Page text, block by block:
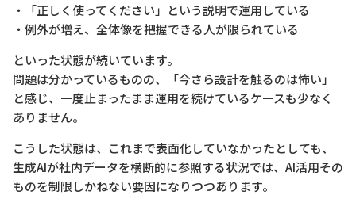
・「正しく使ってください」という説明で運用している
・例外が増え、全体像を把握できる人が限られている
といった状態が続いています。
問題は分かっているものの、「今さら設計を触るのは怖い」
と感じ、一度止まったまま運用を続けているケースも少なく
ありません。
こうした状態は、これまで表面化していなかったとしても、
生成AIが社内データを横断的に参照する状況では、AI活用その
ものを制限しかねない要因になりつつあります。